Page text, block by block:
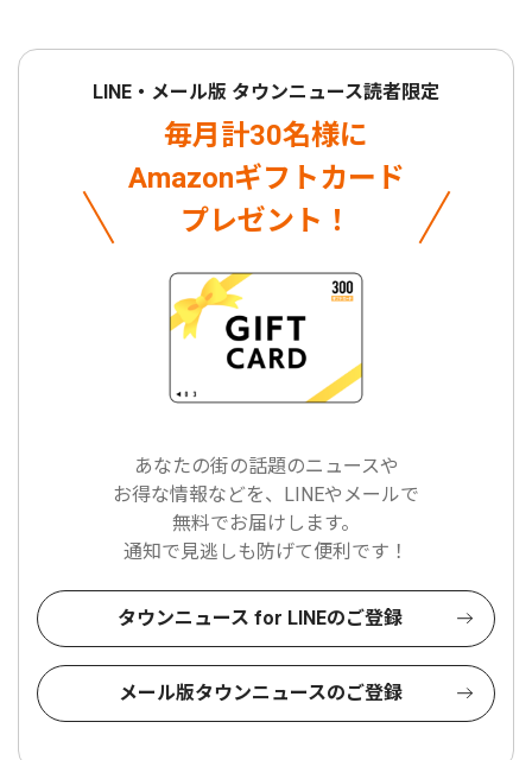
LINE・メール版 タウンニュース読者限定
毎月計30名様に
Amazonギフトカード
プレゼント！
あなたの街の話題のニュースや
お得な情報などを、LINEやメールで
無料でお届けします。
通知で見逃しも防げて便利です！
タウンニュース for LINEのご登録
メール版タウンニュースのご登録